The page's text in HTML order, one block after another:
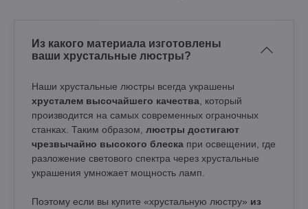
Из какого материала изготовлены
ваши хрустальные люстры?
Наши хрустальные люстры всегда украшены
хрусталем высочайшего качества , который
производится на самых современных ограночных
станках. Таким образом, люстры достигают
чрезвычайно высокого блеска при освещении, где
разложение светового спектра через хрустальные
украшения умножает мощность ламп.
Поэтому если вы купите «хрустальную люстру» из